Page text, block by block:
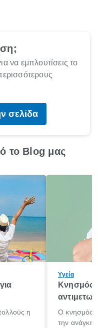
να εμπλουτίσεις το
σελίδα
το Blog μας
η
Υγεία
Κνησμός:
Ο κνησμός
την ανάγκη